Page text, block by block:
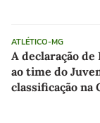
ATLÉTICO-MG
A declaração
ao time do
classificação na